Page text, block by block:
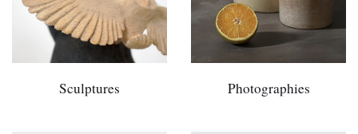
Sculptures Photographies